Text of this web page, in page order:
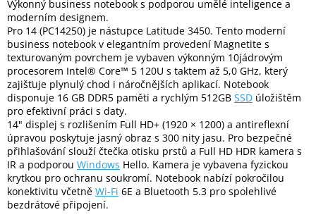
Doprodej
Přihlášení
Výkonný business notebook s podporou umělé inteligence a
moderním designem.
Pro 14 (PC14250) je nástupce Latitude 3450. Tento moderní
business notebook v elegantním provedení Magnetite s
texturovaným povrchem je vybaven výkonným 10jádrovým
procesorem Intel® Core™ 5 120U s taktem až 5,0 GHz, který
zajišťuje plynulý chod i náročnějších aplikací. Notebook
disponuje 16 GB DDR5 paměti a rychlým 512GB SSD úložištěm
pro efektivní práci s daty.
14" displej s rozlišením Full HD+ (1920 × 1200) a antireflexní
úpravou poskytuje jasný obraz s 300 nity jasu. Pro bezpečné
přihlašování slouží čtečka otisku prstů a Full HD HDR kamera s
IR a podporou Windows Hello. Kamera je vybavena fyzickou
krytkou pro ochranu soukromí. Notebook nabízí pokročilou
konektivitu včetně Wi-Fi 6E a Bluetooth 5.3 pro spolehlivé
bezdrátové připojení.